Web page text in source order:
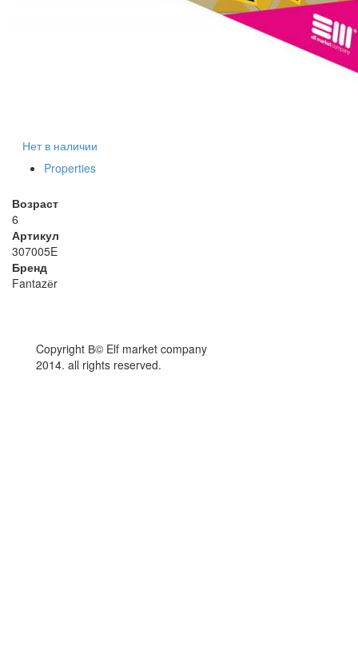
Нет в наличии
Properties
Возраст
6
Артикул
307005E
Бренд
Fantazёr
Copyright В© Elf market company
2014. all rights reserved.